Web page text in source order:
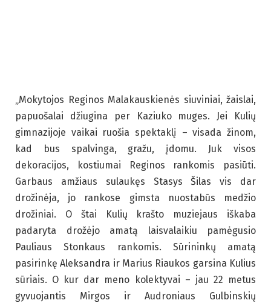
„Mokytojos Reginos Malakauskienės siuviniai, žaislai,
papuošalai džiugina per Kaziuko muges. Jei Kulių
gimnazijoje vaikai ruošia spektaklį – visada žinom,
kad bus spalvinga, gražu, įdomu. Juk visos
dekoracijos, kostiumai Reginos rankomis pasiūti.
Garbaus amžiaus sulaukęs Stasys Šilas vis dar
drožinėja, jo rankose gimsta nuostabūs medžio
drožiniai. O štai Kulių krašto muziejaus iškaba
padaryta drožėjo amatą laisvalaikiu pamėgusio
Pauliaus Stonkaus rankomis. Sūrininkų amatą
pasirinkę Aleksandra ir Marius Riaukos garsina Kulius
sūriais. O kur dar meno kolektyvai – jau 22 metus
gyvuojantis Mirgos ir Audroniaus Gulbinskių